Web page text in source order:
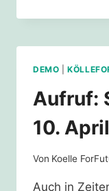
DEMO |
Aufruf:
10.
Von Koelle
Auch in